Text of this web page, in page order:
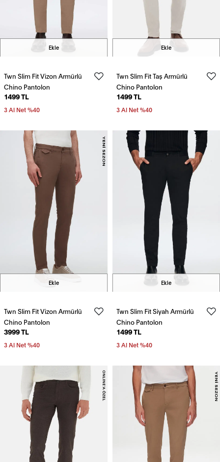
Ekle
Twn Slim Fit Vizon Armürlü
Chino Pantolon
1499 TL
3 Al Net %40
Ekle
Twn Slim Fit Taş Armürlü
Chino Pantolon
1499 TL
3 Al Net %40
Ekle
Twn Slim Fit Vizon Armürlü
Chino Pantolon
3999 TL
3 Al Net %40
Ekle
Twn Slim Fit Siyah Armürlü
Chino Pantolon
1499 TL
3 Al Net %40